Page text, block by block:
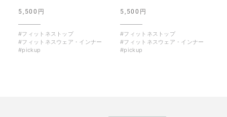
5,500円
#フィットネストップ
#フィットネスウェア・インナー
#pickup
5,500円
#フィットネストップ
#フィットネスウェア・インナー
#pickup